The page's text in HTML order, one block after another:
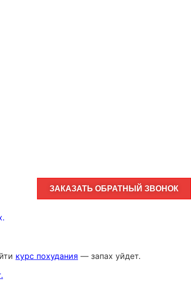
ЗАКАЗАТЬ ОБРАТНЫЙ ЗВОНОК
.
курс похудания — запах уйдет.